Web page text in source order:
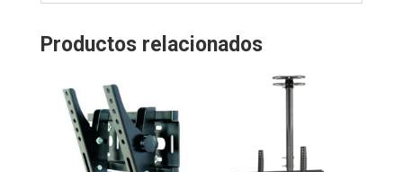
Productos relacionados